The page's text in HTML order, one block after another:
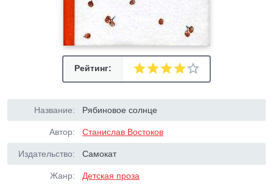
Рейтинг:
Название: Рябиновое солнце
Автор: Станислав Востоков
Издательство: Самокат
Жанр: Детская проза